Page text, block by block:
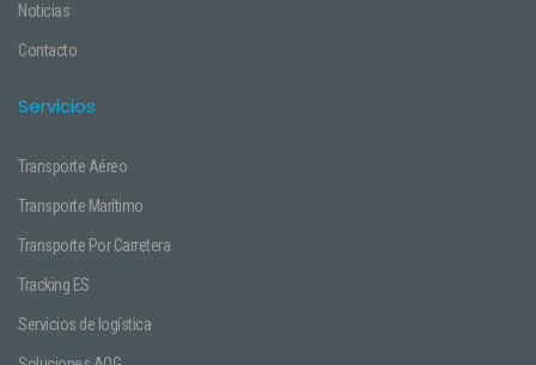
Noticias
Contacto
Servicios
Transporte Aéreo
Transporte Marítimo
Transporte Por Carretera
Tracking ES
Servicios de logística